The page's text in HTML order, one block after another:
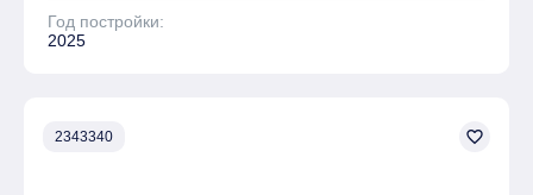
Год постройки:
2025
2343340 favorite_border